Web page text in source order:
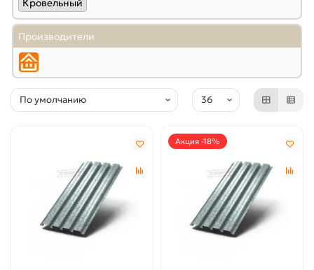
Кровельный
Производители
Акция -18%